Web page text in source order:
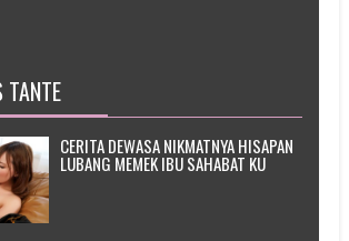
TANTE
CERITA DEWASA NIKMATNYA HISAPAN
LUBANG MEMEK IBU SAHABAT KU